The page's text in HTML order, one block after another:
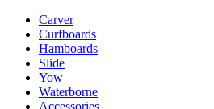
Carver
Curfboards
Hamboards
Slide
Yow
Waterborne
Accessories